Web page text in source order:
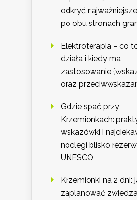
odkryć
po obu stronach
Elektroterapia – co
działa i kiedy ma
zastosowanie
oraz
Gdzie spać przy
Krzemionkach:
wskazówki i
noclegi blisko
UNESCO
Krzemionki na 2 dni:
zaplanować